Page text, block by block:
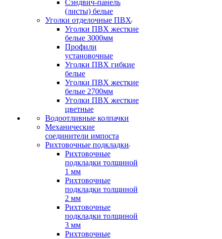
Сэндвич-панель
(листы) белые
Уголки отделочные ПВХ
Уголки ПВХ жесткие
белые 3000мм
Профили
установочные
Уголки ПВХ гибкие
белые
Уголки ПВХ жесткие
белые 2700мм
Уголки ПВХ жесткие
цветные
Водоотливные колпачки
Механические
соединители импоста
Рихтовочные подкладки
Рихтовочные
подкладки толщиной
1 мм
Рихтовочные
подкладки толщиной
2 мм
Рихтовочные
подкладки толщиной
3 мм
Рихтовочные